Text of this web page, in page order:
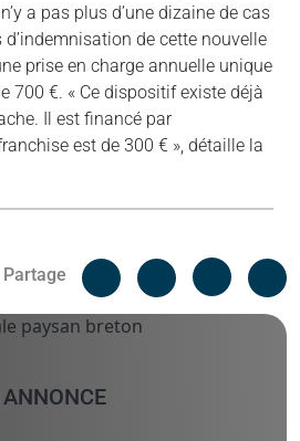
a pas plus d’une dizaine de cas
de cette nouvelle
prise en charge annuelle unique
700 €. « Ce dispositif existe déjà
Il est financé par
est de 300 € », détaille la
Partage
Facebook
Linked